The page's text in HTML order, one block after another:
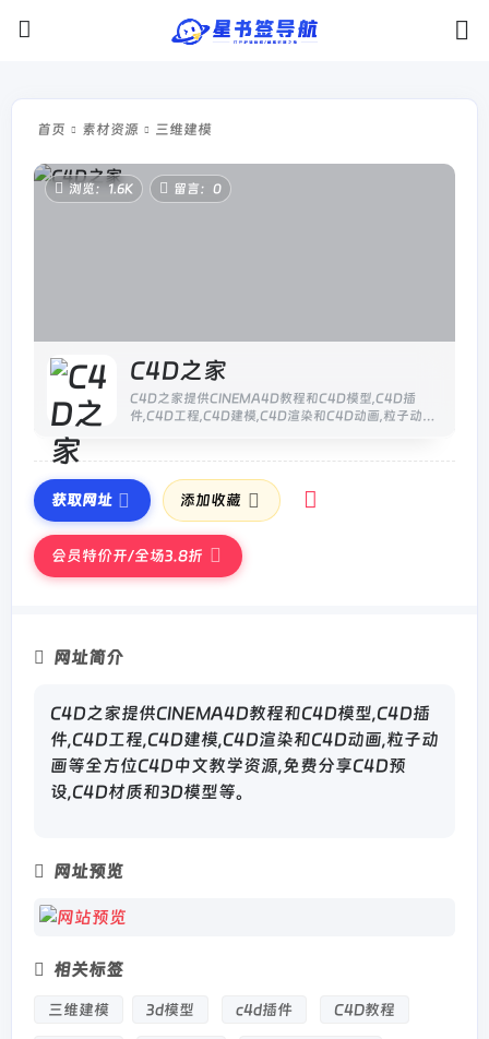
首页 素材资源 三维建模
浏览：1.6K 留言：0
C4D之家
C4D之家提供CINEMA4D教程和C4D模型,C4D插
件,C4D工程,C4D建模,C4D渲染和C4D动画,粒子动画
获取网址 添加收藏
会员特价开/全场3.8折
网址简介
C4D之家提供CINEMA4D教程和C4D模型,C4D插
件,C4D工程,C4D建模,C4D渲染和C4D动画,粒子动
画等全方位C4D中文教学资源,免费分享C4D预
设,C4D材质和3D模型等。
网址预览
相关标签
三维建模 3d模型 c4d插件 C4D教程